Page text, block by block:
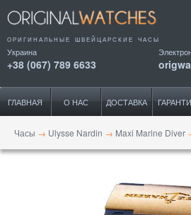
ОРИГИНАЛЬНЫЕ ШВЕЙЦАРСКИЕ ЧАСЫ
Украина
+38 (067) 789 6633
ГЛАВНАЯ О НАС ДОСТАВКА
Часы → Ulysse Nardin → Maxi Marine Diver